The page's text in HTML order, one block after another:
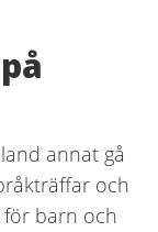
annat gå
och
för barn och